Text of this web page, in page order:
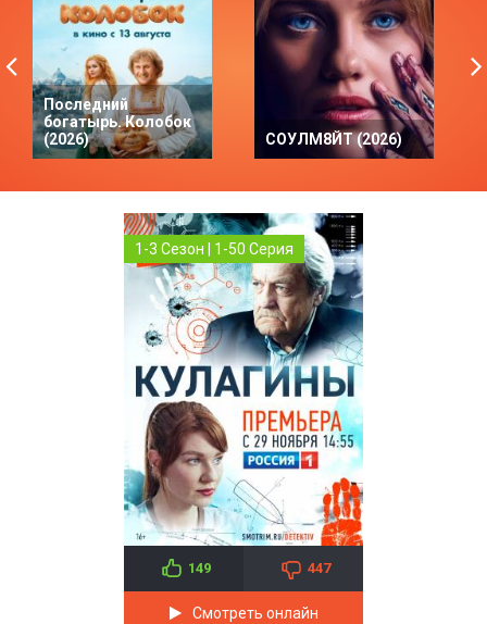
Последний
богатырь. Колобок
(2026)
СОУЛМ8ЙТ (2026)
1-3 Сезон | 1-50 Серия
149 447
Смотреть онлайн